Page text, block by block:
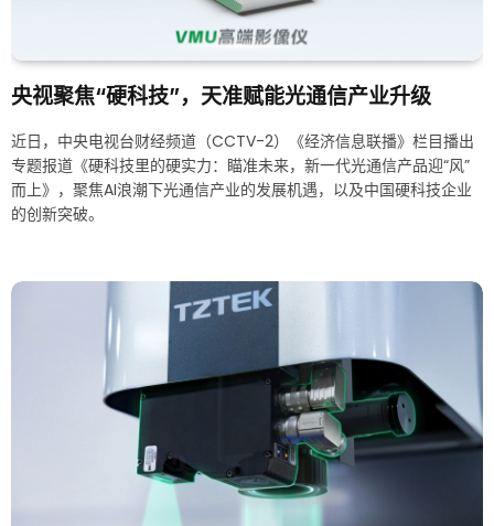
央视聚焦“硬科技”，天准赋能光通信产业升级
近日，中央电视台财经频道（CCTV-2）《经济信息联播》栏目播出
专题报道《硬科技里的硬实力：瞄准未来，新一代光通信产品迎“风”
而上》，聚焦AI浪潮下光通信产业的发展机遇，以及中国硬科技企业
的创新突破。